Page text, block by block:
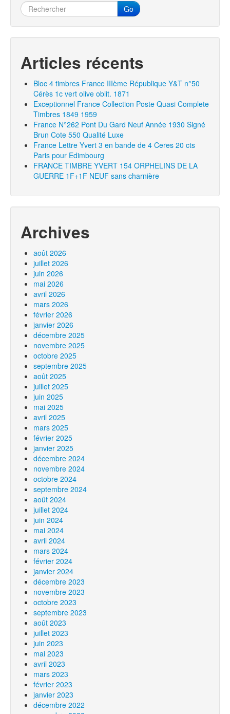
Go
Articles récents
Bloc 4 timbres France IIIème République Y&T n°50
Cérès 1c vert olive oblit. 1871
Exceptionnel France Collection Poste Quasi Complete
Timbres 1849 1959
France N°262 Pont Du Gard Neuf Année 1930 Signé
Brun Cote 550 Qualité Luxe
France Lettre Yvert 3 en bande de 4 Ceres 20 cts
Paris pour Edimbourg
FRANCE TIMBRE YVERT 154 ORPHELINS DE LA
GUERRE 1F+1F NEUF sans charnière
Archives
août 2026
juillet 2026
juin 2026
mai 2026
avril 2026
mars 2026
février 2026
janvier 2026
décembre 2025
novembre 2025
octobre 2025
septembre 2025
août 2025
juillet 2025
juin 2025
mai 2025
avril 2025
mars 2025
février 2025
janvier 2025
décembre 2024
novembre 2024
octobre 2024
septembre 2024
août 2024
juillet 2024
juin 2024
mai 2024
avril 2024
mars 2024
février 2024
janvier 2024
décembre 2023
novembre 2023
octobre 2023
septembre 2023
août 2023
juillet 2023
juin 2023
mai 2023
avril 2023
mars 2023
février 2023
janvier 2023
décembre 2022